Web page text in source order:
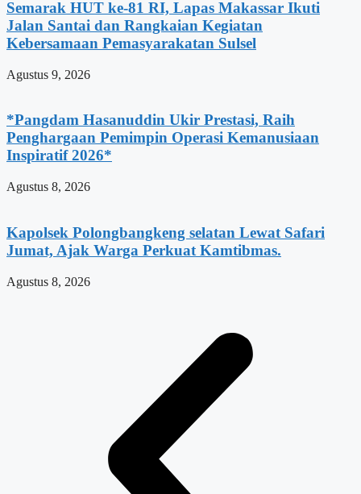
Semarak HUT ke-81 RI, Lapas Makassar Ikuti
Jalan Santai dan Rangkaian Kegiatan
Kebersamaan Pemasyarakatan Sulsel
Agustus 9, 2026
*Pangdam Hasanuddin Ukir Prestasi, Raih
Penghargaan Pemimpin Operasi Kemanusiaan
Inspiratif 2026*
Agustus 8, 2026
Kapolsek Polongbangkeng selatan Lewat Safari
Jumat, Ajak Warga Perkuat Kamtibmas.
Agustus 8, 2026